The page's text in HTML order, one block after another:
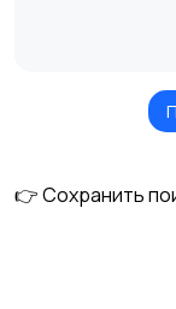
Головные
👉 Сохранить